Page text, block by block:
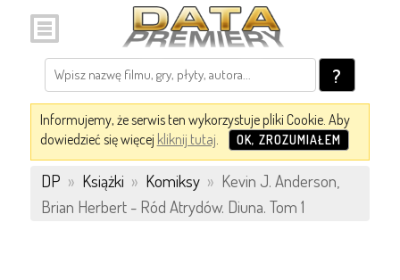
?
Informujemy, że serwis ten wykorzystuje pliki Cookie. Aby
dowiedzieć się więcej kliknij tutaj. OK, ZROZUMIAŁEM
DP » Książki » Komiksy » Kevin J. Anderson,
Brian Herbert - Ród Atrydów. Diuna. Tom 1